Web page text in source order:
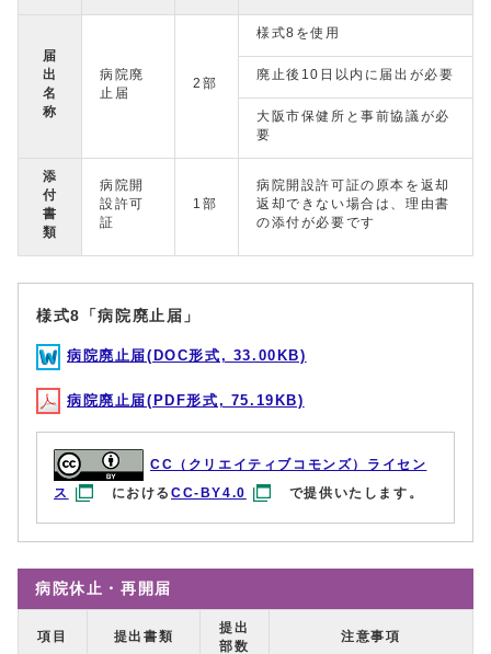
届
出
名
称
病院廃
止届
2部
様式8を使用
廃止後10日以内に届出が必要
大阪市保健所と事前協議が必
要
添
付
書
類
病院開
設許可
証
1部
病院開設許可証の原本を返却
返却できない場合は、理由書
の添付が必要です
様式8「病院廃止届」
病院廃止届(DOC形式, 33.00KB)
病院廃止届(PDF形式, 75.19KB)
CC（クリエイティブコモンズ）ライセン
ス
におけるCC-BY4.0 で提供いたします。
病院休止・再開届
項目 提出書類
提出
部数
注意事項